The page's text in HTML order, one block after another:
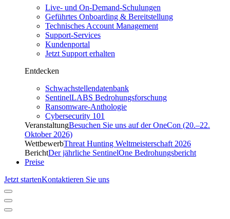
Live- und On-Demand-Schulungen
Geführtes Onboarding & Bereitstellung
Technisches Account Management
Support-Services
Kundenportal
Jetzt Support erhalten
Entdecken
Schwachstellendatenbank
SentinelLABS Bedrohungsforschung
Ransomware-Anthologie
Cybersecurity 101
VeranstaltungBesuchen Sie uns auf der OneCon (20.–22.
Oktober 2026)
WettbewerbThreat Hunting Weltmeisterschaft 2026
BerichtDer jährliche SentinelOne Bedrohungsbericht
Preise
Jetzt startenKontaktieren Sie uns